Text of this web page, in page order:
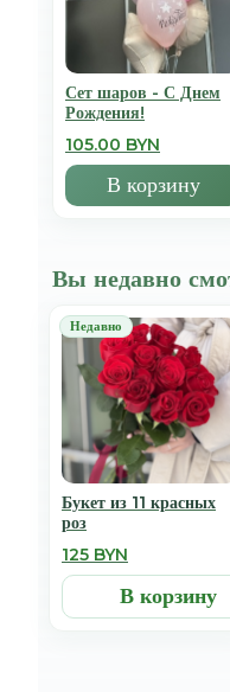
Сет шаров - С Днем
Рождения!
105.00 BYN
В корзину
Вы недавно
Букет из 11 красных
роз
125 BYN
В корзину